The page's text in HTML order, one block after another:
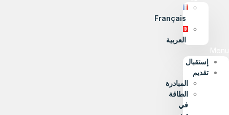
Français
العربية
إستقبال
تقديم
المبادرة
الطاقة
في